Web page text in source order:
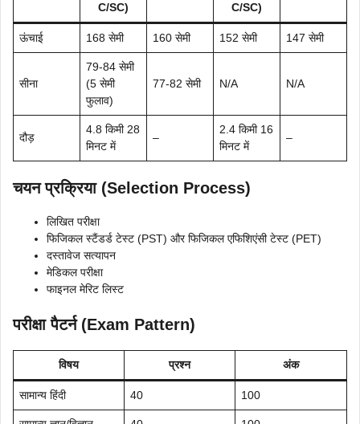
C/SC)
C/SC)
ऊंचाई 168 सेमी 160 सेमी 152 सेमी 147 सेमी
सीना
79-84 सेमी
(5 सेमी
फुलाव)
77-82 सेमी N/A N/A
दौड़
4.8 किमी 28
मिनट में
–
2.4 किमी 16
मिनट में
–
चयन प्रक्रिया (Selection Process)
लिखित परीक्षा
फिजिकल स्टैंडर्ड टेस्ट (PST) और फिजिकल एफिशिएंसी टेस्ट (PET)
दस्तावेज सत्यापन
मेडिकल परीक्षा
फाइनल मेरिट लिस्ट
परीक्षा पैटर्न (Exam Pattern)
विषय प्रश्न अंक
सामान्य हिंदी 40 100